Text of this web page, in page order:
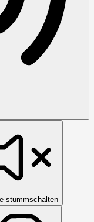
stummschalten